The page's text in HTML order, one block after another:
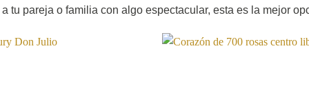
tu pareja o familia con algo espectacular, esta es la mejor